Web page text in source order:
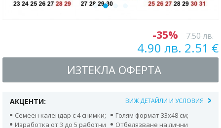
-35% 7.50 лв.
4.90 лв. 2.51 €
ИЗТЕКЛА ОФЕРТА
АКЦЕНТИ: ВИЖ ДЕТАЙЛИ И УСЛОВИЯ
Семеен календар с 4 снимки;
Голям формат 33х48 см;
Изработка от 3 до 5 работни
Отбелязване на лични